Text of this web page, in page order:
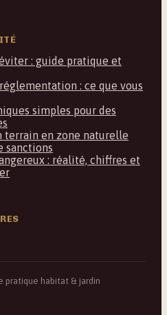
: guide pratique et
: ce que vous
simples pour des
terrain en zone naturelle
sanctions
: réalité, chiffres et
habitat & jardin